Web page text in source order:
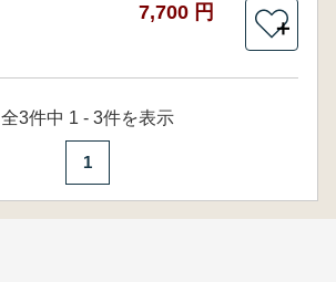
7,700 円
＋
全3件中 1 - 3件を表示
1